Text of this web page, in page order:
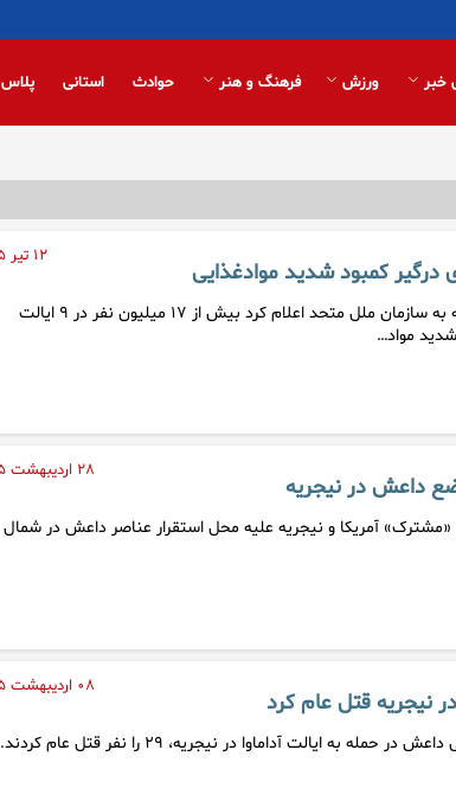
خبر ورزش فرهنگ و هنر حوادث استانی پلاس
۱۲ تیر ۱۴۰۵
برنامه جهانی غذا وابسته به سازمان ملل متحد اعلام کرد بیش از ۱۷ میلیون نفر در ۹ ایالت‌
مواد…
۲۸ اردیبهشت ۱۴۰۵
داعش در نیجریه
«مشترک» آمریکا و نیجریه علیه محل استقرار عناصر داعش در شمال
۰۸ اردیبهشت ۱۴۰۵
نیجریه قتل عام کرد
به ایالت آداماوا در نیجریه، ۲۹ را نفر قتل عام کردند.